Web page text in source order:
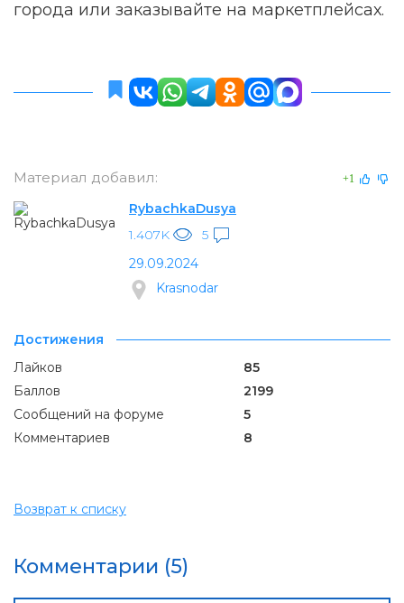
города или заказывайте на маркетплейсах.
Материал добавил: +1
RybachkaDusya
1.407K
5
29.09.2024
Krasnodar
Достижения
Лайков
85
Баллов
2199
Сообщений на форуме
5
Комментариев
8
Возврат к списку
Комментарии (5)